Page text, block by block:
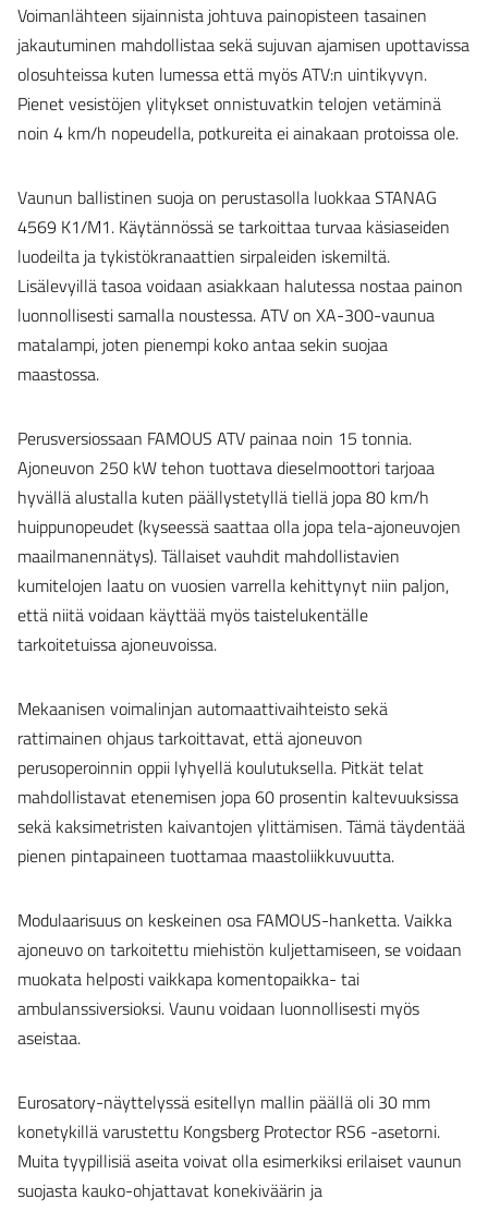
Voimanlähteen sijainnista johtuva painopisteen tasainen
jakautuminen mahdollistaa sekä sujuvan ajamisen upottavissa
olosuhteissa kuten lumessa että myös ATV:n uintikyvyn.
Pienet vesistöjen ylitykset onnistuvatkin telojen vetäminä
noin 4 km/h nopeudella, potkureita ei ainakaan protoissa ole.
Vaunun ballistinen suoja on perustasolla luokkaa STANAG
4569 K1/M1. Käytännössä se tarkoittaa turvaa käsiaseiden
luodeilta ja tykistökranaattien sirpaleiden iskemiltä.
Lisälevyillä tasoa voidaan asiakkaan halutessa nostaa painon
luonnollisesti samalla noustessa. ATV on XA-300-vaunua
matalampi, joten pienempi koko antaa sekin suojaa
maastossa.
Perusversiossaan FAMOUS ATV painaa noin 15 tonnia.
Ajoneuvon 250 kW tehon tuottava dieselmoottori tarjoaa
hyvällä alustalla kuten päällystetyllä tiellä jopa 80 km/h
huippunopeudet (kyseessä saattaa olla jopa tela-ajoneuvojen
maailmanennätys). Tällaiset vauhdit mahdollistavien
kumitelojen laatu on vuosien varrella kehittynyt niin paljon,
että niitä voidaan käyttää myös taistelukentälle
tarkoitetuissa ajoneuvoissa.
Mekaanisen voimalinjan automaattivaihteisto sekä
rattimainen ohjaus tarkoittavat, että ajoneuvon
perusoperoinnin oppii lyhyellä koulutuksella. Pitkät telat
mahdollistavat etenemisen jopa 60 prosentin kaltevuuksissa
sekä kaksimetristen kaivantojen ylittämisen. Tämä täydentää
pienen pintapaineen tuottamaa maastoliikkuvuutta.
Modulaarisuus on keskeinen osa FAMOUS-hanketta. Vaikka
ajoneuvo on tarkoitettu miehistön kuljettamiseen, se voidaan
muokata helposti vaikkapa komentopaikka- tai
ambulanssiversioksi. Vaunu voidaan luonnollisesti myös
aseistaa.
Eurosatory-näyttelyssä esitellyn mallin päällä oli 30 mm
konetykillä varustettu Kongsberg Protector RS6 -asetorni.
Muita tyypillisiä aseita voivat olla esimerkiksi erilaiset vaunun
suojasta kauko-ohjattavat konekiväärin ja